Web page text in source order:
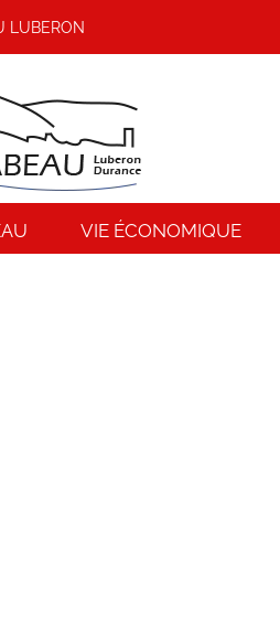
LUBERON
VIE ÉCONOMIQUE